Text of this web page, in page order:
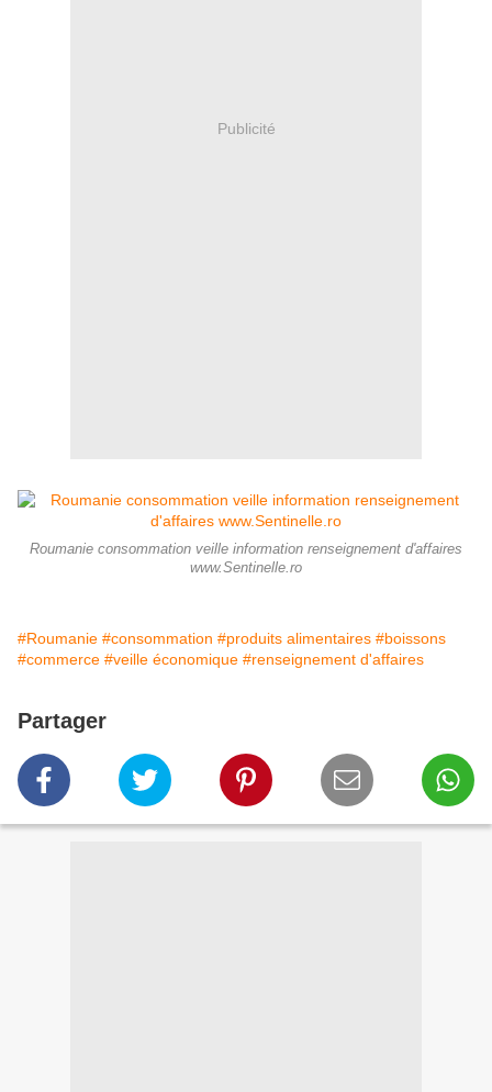
Publicité
Roumanie consommation veille information renseignement d'affaires
www.Sentinelle.ro
#Roumanie #consommation #produits alimentaires #boissons
#commerce #veille économique #renseignement d'affaires
Partager